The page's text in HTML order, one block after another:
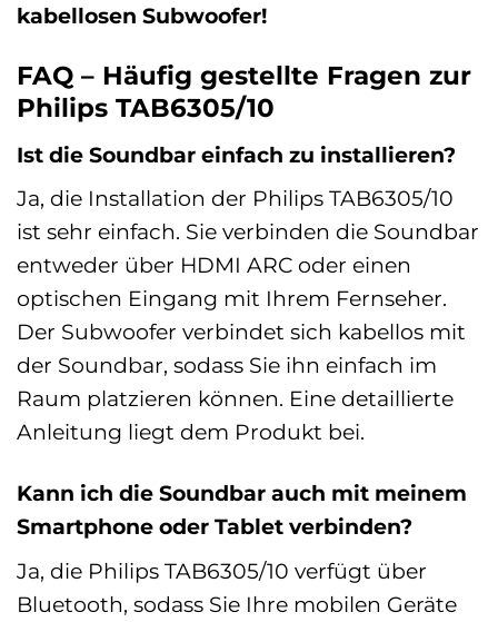
kabellosen Subwoofer!
FAQ – Häufig gestellte Fragen zur
Philips TAB6305/10
Ist die Soundbar einfach zu installieren?
Ja, die Installation der Philips TAB6305/10
ist sehr einfach. Sie verbinden die Soundbar
entweder über HDMI ARC oder einen
optischen Eingang mit Ihrem Fernseher.
Der Subwoofer verbindet sich kabellos mit
der Soundbar, sodass Sie ihn einfach im
Raum platzieren können. Eine detaillierte
Anleitung liegt dem Produkt bei.
Kann ich die Soundbar auch mit meinem
Smartphone oder Tablet verbinden?
Ja, die Philips TAB6305/10 verfügt über
Bluetooth, sodass Sie Ihre mobilen Geräte